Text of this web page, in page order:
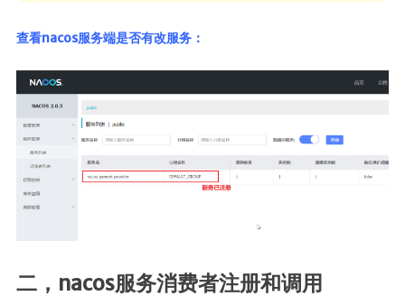
查看nacos服务端是否有改服务：
二，nacos服务消费者注册和调用